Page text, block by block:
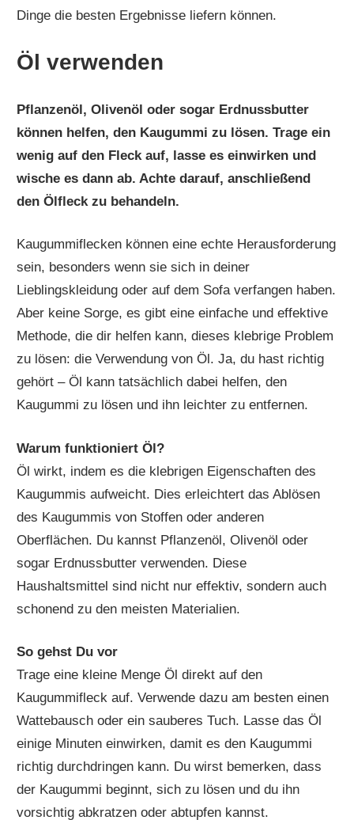
Dinge die besten Ergebnisse liefern können.
Öl verwenden
Pflanzenöl, Olivenöl oder sogar Erdnussbutter
können helfen, den Kaugummi zu lösen. Trage ein
wenig auf den Fleck auf, lasse es einwirken und
wische es dann ab. Achte darauf, anschließend
den Ölfleck zu behandeln.
Kaugummiflecken können eine echte Herausforderung
sein, besonders wenn sie sich in deiner
Lieblingskleidung oder auf dem Sofa verfangen haben.
Aber keine Sorge, es gibt eine einfache und effektive
Methode, die dir helfen kann, dieses klebrige Problem
zu lösen: die Verwendung von Öl. Ja, du hast richtig
gehört – Öl kann tatsächlich dabei helfen, den
Kaugummi zu lösen und ihn leichter zu entfernen.
Warum funktioniert Öl?
Öl wirkt, indem es die klebrigen Eigenschaften des
Kaugummis aufweicht. Dies erleichtert das Ablösen
des Kaugummis von Stoffen oder anderen
Oberflächen. Du kannst Pflanzenöl, Olivenöl oder
sogar Erdnussbutter verwenden. Diese
Haushaltsmittel sind nicht nur effektiv, sondern auch
schonend zu den meisten Materialien.
So gehst Du vor
Trage eine kleine Menge Öl direkt auf den
Kaugummifleck auf. Verwende dazu am besten einen
Wattebausch oder ein sauberes Tuch. Lasse das Öl
einige Minuten einwirken, damit es den Kaugummi
richtig durchdringen kann. Du wirst bemerken, dass
der Kaugummi beginnt, sich zu lösen und du ihn
vorsichtig abkratzen oder abtupfen kannst.